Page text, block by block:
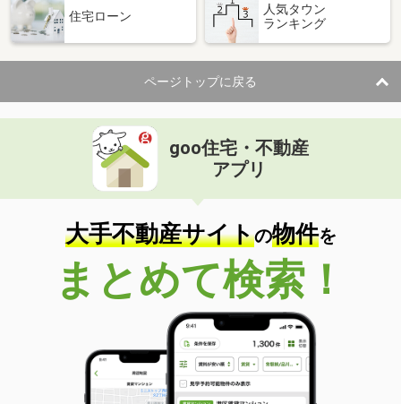
住宅ローン
人気タウン
ランキング
ページトップに戻る
goo住宅・不動産
アプリ
大手不動産サイトの物件を
まとめて検索！